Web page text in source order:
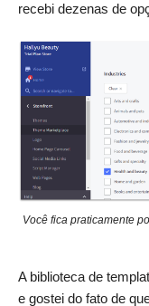
recebi dezenas de
Você fica praticamente
A biblioteca de
e gostei do fato de